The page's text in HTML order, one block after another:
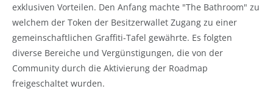
exklusiven Vorteilen. Den Anfang machte "The Bathroom" zu
welchem der Token der Besitzerwallet Zugang zu einer
gemeinschaftlichen Graffiti-Tafel gewährte. Es folgten
diverse Bereiche und Vergünstigungen, die von der
Community durch die Aktivierung der Roadmap
freigeschaltet wurden.